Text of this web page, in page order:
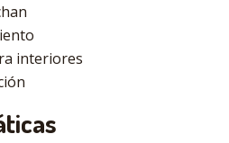
interiores